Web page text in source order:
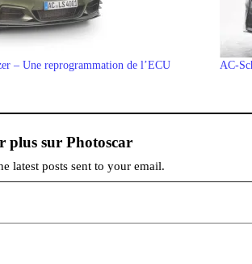
– Une reprogrammation de l’ECU AC-
plus sur Photoscar
latest posts sent to your email.